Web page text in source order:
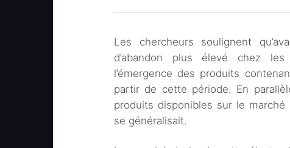
Les chercheurs soulignent
d’abandon plus élevé chez les
l’émergence des produits
partir de cette période. En
produits disponibles sur le
se généralisait.